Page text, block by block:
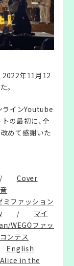
年11月12
。
ラインYoutube
の最初に、全
めて感謝いた
Cover
ミファッション
/ マイ
WEGOファッ
ンテス
English
Alice in the